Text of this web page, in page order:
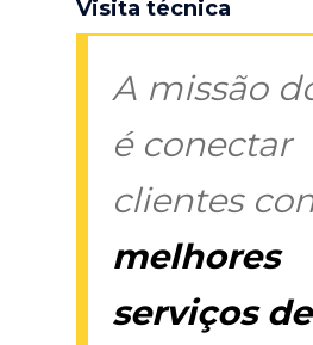
Visita técnica
A missão
é conectar
clientes
melhores
serviços de